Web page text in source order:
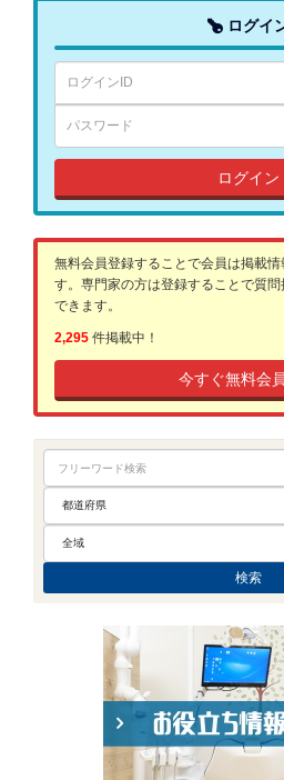
ログイ
ログイン
無料会員登録することで会員は掲載
す。専門家の方は登録することで質
できます。
2,295 件掲載中！
今すぐ無料会